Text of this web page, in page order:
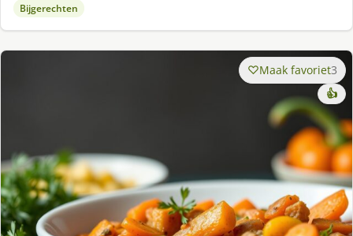
Bijgerechten
Maak favoriet3
👍